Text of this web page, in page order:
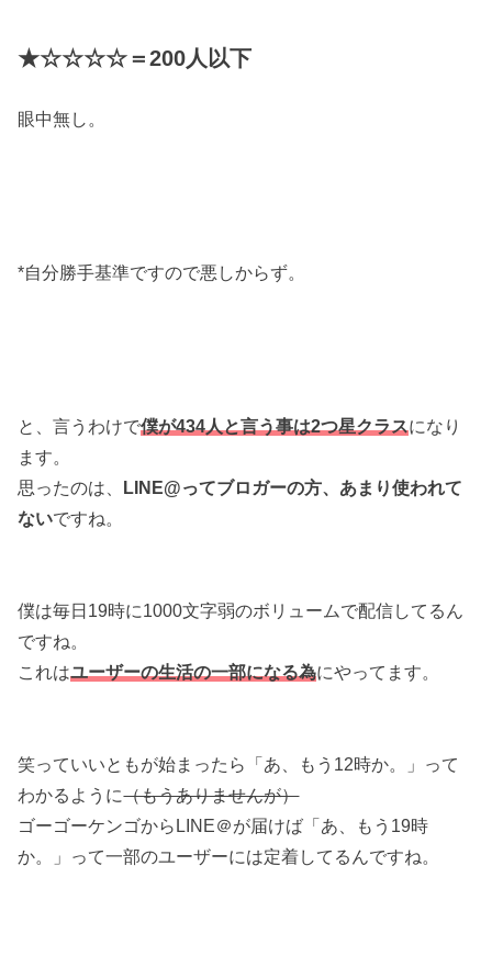
★☆☆☆☆＝200人以下
眼中無し。
*自分勝手基準ですので悪しからず。
と、言うわけで僕が434人と言う事は2つ星クラスになり
ます。
思ったのは、 LINE@ってブロガーの方、あまり使われて
ないですね。
僕は毎日19時に1000文字弱のボリュームで配信してるん
ですね。
これはユーザーの生活の一部になる為にやってます。
笑っていいともが始まったら「あ、もう12時か。」って
わかるように（もうありませんが）
ゴーゴーケンゴからLINE＠が届けば「あ、もう19時
か。」って一部のユーザーには定着してるんですね。